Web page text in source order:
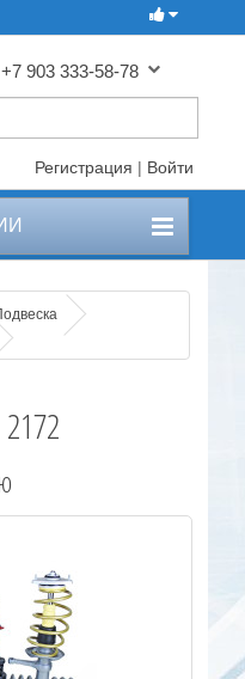
+7 903 333-58-78
Регистрация | Войти